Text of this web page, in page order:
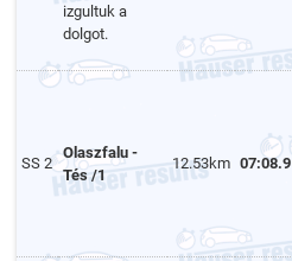
izgultuk a
dolgot.
SS 2
Olaszfalu -
Tés /1
12.53km 07:08.9